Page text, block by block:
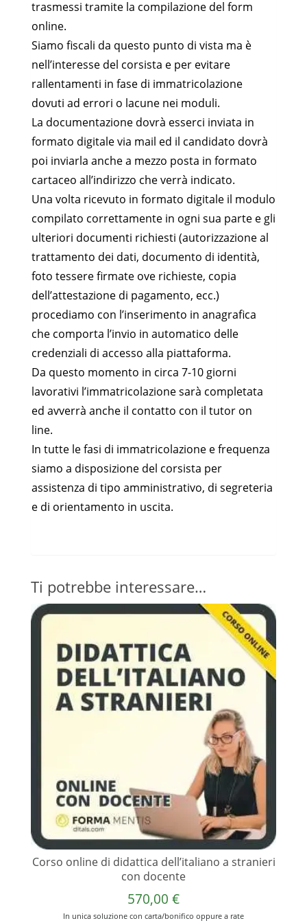
trasmessi tramite la compilazione del form
online.
Siamo fiscali da questo punto di vista ma è
nell’interesse del corsista e per evitare
rallentamenti in fase di immatricolazione
dovuti ad errori o lacune nei moduli.
La documentazione dovrà esserci inviata in
formato digitale via mail ed il candidato dovrà
poi inviarla anche a mezzo posta in formato
cartaceo all’indirizzo che verrà indicato.
Una volta ricevuto in formato digitale il modulo
compilato correttamente in ogni sua parte e gli
ulteriori documenti richiesti (autorizzazione al
trattamento dei dati, documento di identità,
foto tessere firmate ove richieste, copia
dell’attestazione di pagamento, ecc.)
procediamo con l’inserimento in anagrafica
che comporta l’invio in automatico delle
credenziali di accesso alla piattaforma.
Da questo momento in circa 7-10 giorni
lavorativi l’immatricolazione sarà completata
ed avverrà anche il contatto con il tutor on
line.
In tutte le fasi di immatricolazione e frequenza
siamo a disposizione del corsista per
assistenza di tipo amministrativo, di segreteria
e di orientamento in uscita.
Ti potrebbe interessare…
Corso online di didattica dell’italiano a stranieri
con docente
570,00 €
In unica soluzione con carta/bonifico oppure a rate